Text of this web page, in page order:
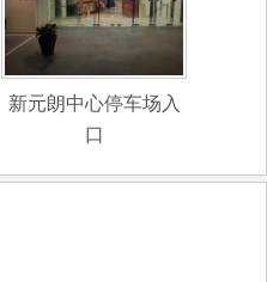
新元朗中心停车场入
口